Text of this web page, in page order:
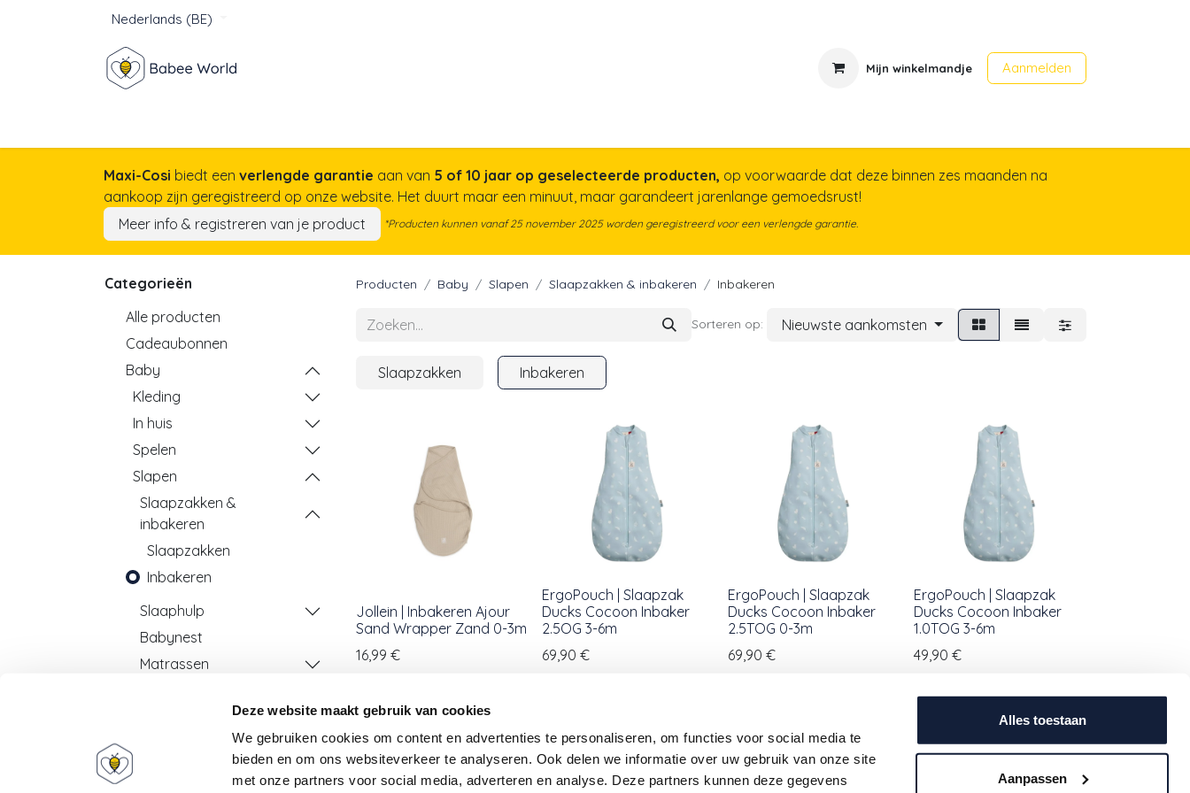
Deze website maakt gebruik van cookies
We gebruiken cookies om content en advertenties te personaliseren, om functies voor social media te
bieden en om ons websiteverkeer te analyseren. Ook delen we informatie over uw gebruik van onze site
met onze partners voor social media, adverteren en analyse. Deze partners kunnen deze gegevens
Alles toestaan
Aanpassen
Nederlands (BE)
Mijn winkelmandje Aanmelden
Maxi-Cosi biedt een verlengde garantie aan van 5 of 10 jaar op geselecteerde producten, op voorwaarde dat deze binnen zes maanden na
aankoop zijn geregistreerd op onze website. Het duurt maar een minuut, maar garandeert jarenlange gemoedsrust!
Meer info & registreren van je product
*Producten kunnen vanaf 25 november 2025 worden geregistreerd voor een verlengde garantie.
Categorieën
Alle producten
Cadeaubonnen
Baby
Kleding
In huis
Spelen
Slapen
Slaapzakken &
inbakeren
Slaapzakken
Inbakeren
Slaaphulp
Babynest
Matrassen
Wassen & verzorgen
School & opvang
Producten Baby Slapen Slaapzakken & inbakeren Inbakeren
Sorteren op: Nieuwste aankomsten
Slaapzakken Inbakeren
Jollein | Inbakeren Ajour
Sand Wrapper Zand 0-3m
16,99 €
ErgoPouch | Slaapzak
Ducks Cocoon Inbaker
2.5OG 3-6m
69,90 €
ErgoPouch | Slaapzak
Ducks Cocoon Inbaker
2.5TOG 0-3m
69,90 €
ErgoPouch | Slaapzak
Ducks Cocoon Inbaker
1.0TOG 3-6m
49,90 €